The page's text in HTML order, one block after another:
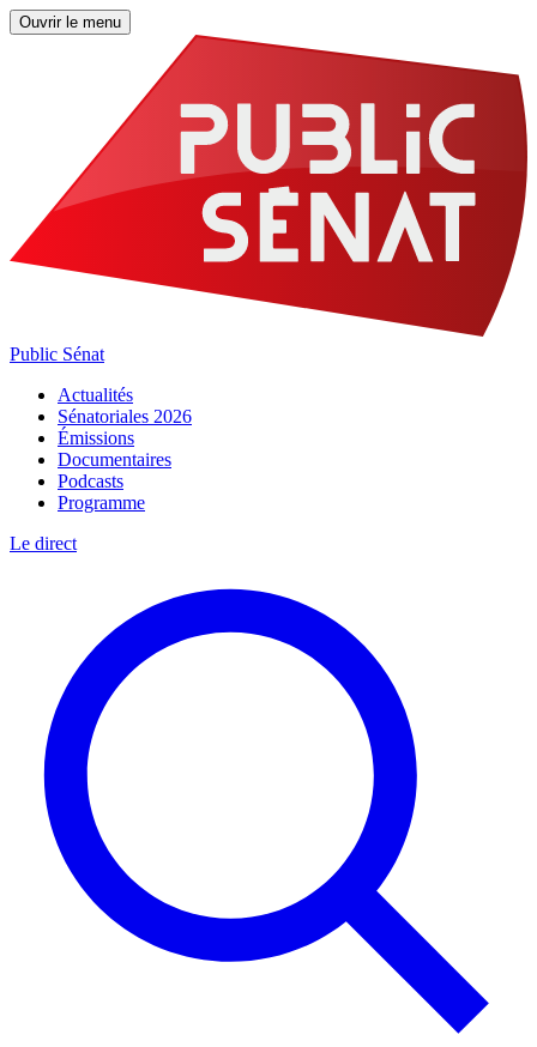
Ouvrir le menu
Public Sénat
Actualités
Sénatoriales 2026
Émissions
Documentaires
Podcasts
Programme
Le direct